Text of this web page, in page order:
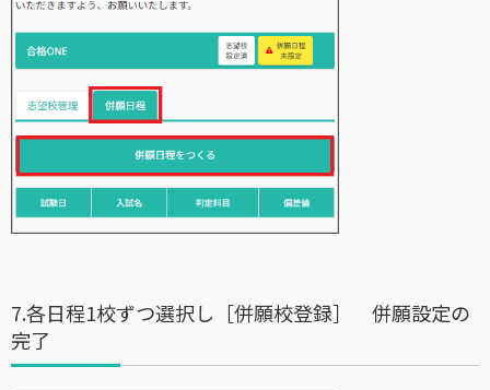
7.各日程1校ずつ選択し［併願校登録］ 併願設定の
完了